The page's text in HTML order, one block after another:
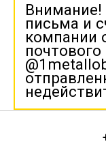
Внимание!
письма и
компании